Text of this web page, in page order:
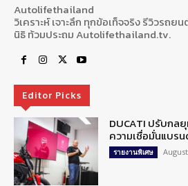
Autolifethailand
วิเคราะห์ เจาะลึก ทุกข้อเท็จจริง รีวิวรถ
นิธิ ท้วมประถม Autolifethailand.tv.
Editor Picks
DUCATI ปรับกล
ความเชื่อมั่นแบร
รายงานพิเศษ